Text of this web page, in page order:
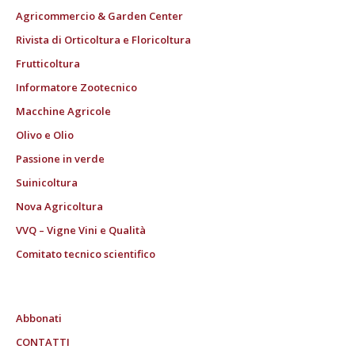
Agricommercio & Garden Center
Rivista di Orticoltura e Floricoltura
Frutticoltura
Informatore Zootecnico
Macchine Agricole
Olivo e Olio
Passione in verde
Suinicoltura
Nova Agricoltura
VVQ – Vigne Vini e Qualità
Comitato tecnico scientifico
Abbonati
CONTATTI